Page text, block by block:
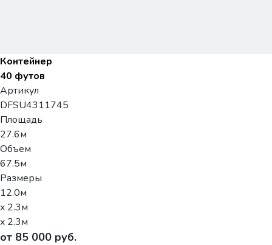
Контейнер
40 футов
Артикул
DFSU4311745
Площадь
27.6м
Объем
67.5м
Размеры
12.0м
x 2.3м
x 2.3м
от 85 000 руб.